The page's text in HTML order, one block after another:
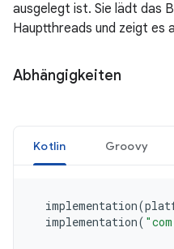
ausgelegt ist. Sie lädt das
Hauptthreads und zeigt es
Abhängigkeiten